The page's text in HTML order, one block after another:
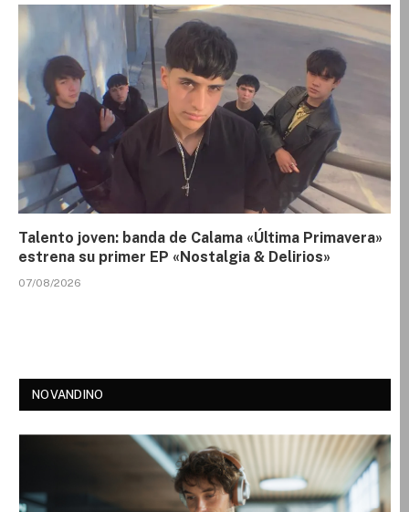
Talento joven: banda de Calama «Última Primavera»
estrena su primer EP «Nostalgia & Delirios»
07/08/2026
NOVANDINO